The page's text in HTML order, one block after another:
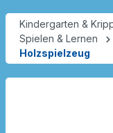
Kindergarten &
Spielen & Lernen
Holzspielzeug